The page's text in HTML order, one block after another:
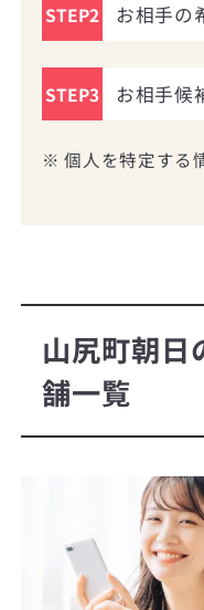
STEP2 お相手の
STEP3 お相手候
※ 個人を特定する
山尻町朝日
舗一覧